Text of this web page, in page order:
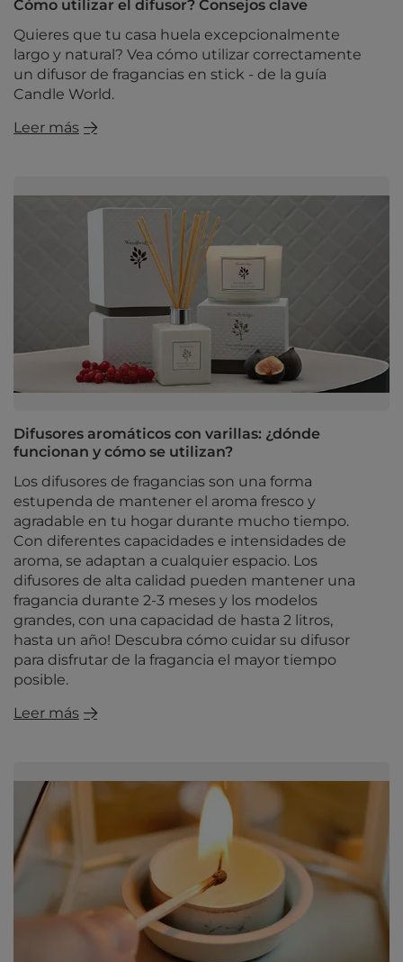
Cómo utilizar el difusor? Consejos clave
Quieres que tu casa huela excepcionalmente
largo y natural? Vea cómo utilizar correctamente
un difusor de fragancias en stick - de la guía
Candle World.
Leer más
Difusores aromáticos con varillas: ¿dónde
funcionan y cómo se utilizan?
Los difusores de fragancias son una forma
estupenda de mantener el aroma fresco y
agradable en tu hogar durante mucho tiempo.
Con diferentes capacidades e intensidades de
aroma, se adaptan a cualquier espacio. Los
difusores de alta calidad pueden mantener una
fragancia durante 2-3 meses y los modelos
grandes, con una capacidad de hasta 2 litros,
hasta un año! Descubra cómo cuidar su difusor
para disfrutar de la fragancia el mayor tiempo
posible.
Leer más